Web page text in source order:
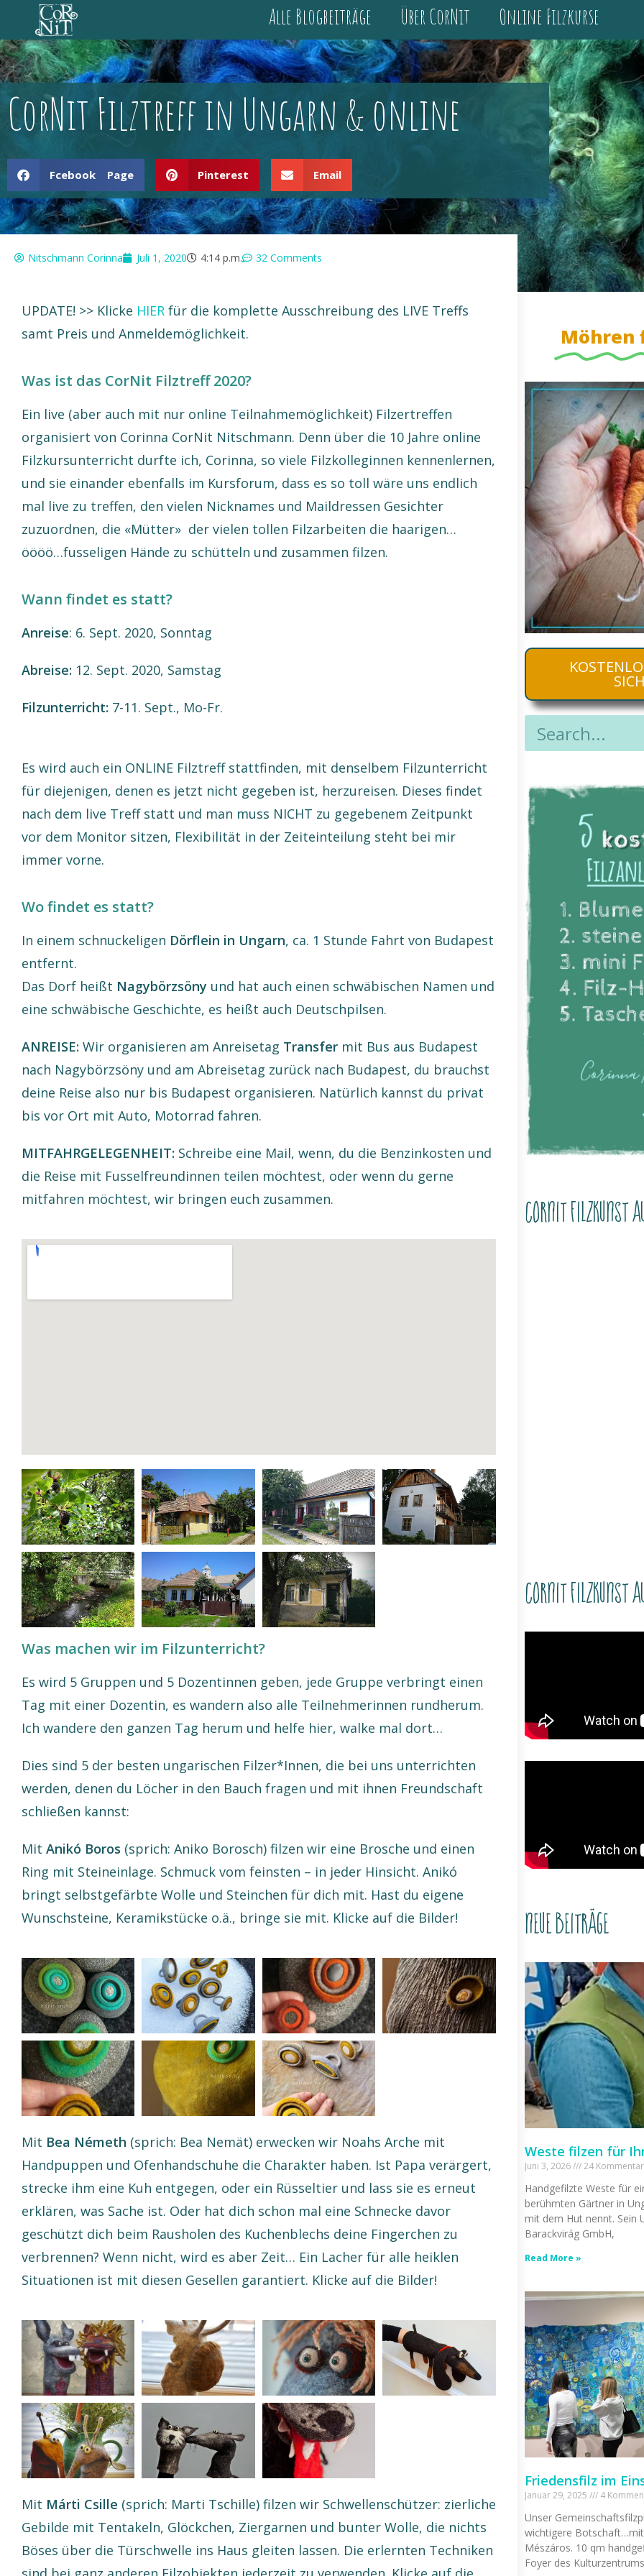
Alle Blogbeiträge Über CorNit Online Filzkurse
CorNit Filztreff in Ungarn & online
Fcebook Page Pinterest Email
Nitschmann Corinna Juli 1, 2020 4:14 p.m. 32 Comments
UPDATE! >> Klicke HIER für die komplette Ausschreibung des LIVE Treffs
samt Preis und Anmeldemöglichkeit.
Was ist das CorNit Filztreff 2020?
Ein live (aber auch mit nur online Teilnahmemöglichkeit) Filzertreffen
organisiert von Corinna CorNit Nitschmann. Denn über die 10 Jahre online
Filzkursunterricht durfte ich, Corinna, so viele Filzkolleginnen kennenlernen,
und sie einander ebenfalls im Kursforum, dass es so toll wäre uns endlich
mal live zu treffen, den vielen Nicknames und Maildressen Gesichter
zuzuordnen, die «Mütter» der vielen tollen Filzarbeiten die haarigen…
öööö…fusseligen Hände zu schütteln und zusammen filzen.
Wann findet es statt?
Anreise: 6. Sept. 2020, Sonntag
Abreise: 12. Sept. 2020, Samstag
Filzunterricht: 7-11. Sept., Mo-Fr.
Es wird auch ein ONLINE Filztreff stattfinden, mit denselbem Filzunterricht
für diejenigen, denen es jetzt nicht gegeben ist, herzureisen. Dieses findet
nach dem live Treff statt und man muss NICHT zu gegebenem Zeitpunkt
vor dem Monitor sitzen, Flexibilität in der Zeiteinteilung steht bei mir
immer vorne.
Wo findet es statt?
In einem schnuckeligen Dörflein in Ungarn, ca. 1 Stunde Fahrt von Budapest
entfernt.
Das Dorf heißt Nagybörzsöny und hat auch einen schwäbischen Namen und
eine schwäbische Geschichte, es heißt auch Deutschpilsen.
ANREISE: Wir organisieren am Anreisetag Transfer mit Bus aus Budapest
nach Nagybörzsöny und am Abreisetag zurück nach Budapest, du brauchst
deine Reise also nur bis Budapest organisieren. Natürlich kannst du privat
bis vor Ort mit Auto, Motorrad fahren.
MITFAHRGELEGENHEIT: Schreibe eine Mail, wenn, du die Benzinkosten und
die Reise mit Fusselfreundinnen teilen möchtest, oder wenn du gerne
mitfahren möchtest, wir bringen euch zusammen.
Was machen wir im Filzunterricht?
Es wird 5 Gruppen und 5 Dozentinnen geben, jede Gruppe verbringt einen
Tag mit einer Dozentin, es wandern also alle Teilnehmerinnen rundherum.
Ich wandere den ganzen Tag herum und helfe hier, walke mal dort…
Dies sind 5 der besten ungarischen Filzer*Innen, die bei uns unterrichten
werden, denen du Löcher in den Bauch fragen und mit ihnen Freundschaft
schließen kannst:
Mit Anikó Boros (sprich: Aniko Borosch) filzen wir eine Brosche und einen
Ring mit Steineinlage. Schmuck vom feinsten – in jeder Hinsicht. Anikó
bringt selbstgefärbte Wolle und Steinchen für dich mit. Hast du eigene
Wunschsteine, Keramikstücke o.ä., bringe sie mit. Klicke auf die Bilder!
Mit Bea Németh (sprich: Bea Nemät) erwecken wir Noahs Arche mit
Handpuppen und Ofenhandschuhe die Charakter haben. Ist Papa verärgert,
strecke ihm eine Kuh entgegen, oder ein Rüsseltier und lass sie es erneut
erklären, was Sache ist. Oder hat dich schon mal eine Schnecke davor
geschützt dich beim Rausholen des Kuchenblechs deine Fingerchen zu
verbrennen? Wenn nicht, wird es aber Zeit… Ein Lacher für alle heiklen
Situationen ist mit diesen Gesellen garantiert. Klicke auf die Bilder!
Mit Márti Csille (sprich: Marti Tschille) filzen wir Schwellenschützer: zierliche
Gebilde mit Tentakeln, Glöckchen, Ziergarnen und bunter Wolle, die nichts
Böses über die Türschwelle ins Haus gleiten lassen. Die erlernten Techniken
Möhren
CorNit Filzkunst
CorNit Filzkunst
Neue Beiträge
Weste filzen für
Juni 3, 2026 24
Handgefilzte Weste für
berühmten Gärtner in
mit dem Hut nennt. Sein
Barackvirág GmbH,
Read More »
Friedensfilz im
Januar 29, 2025 4
Unser
wichtigere
Mészáros. 10 qm
Foyer des